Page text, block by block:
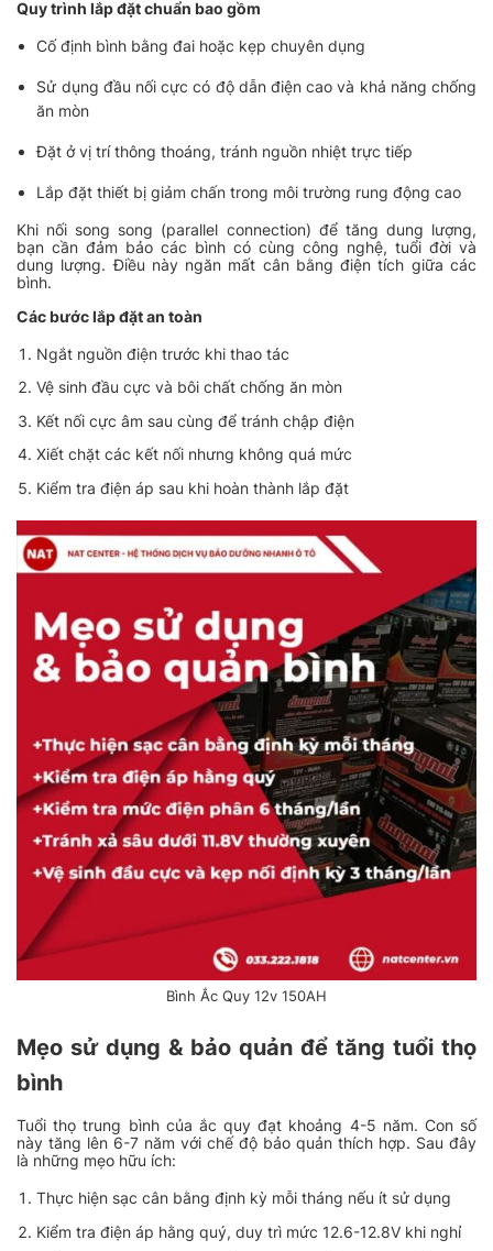
Quy trình lắp đặt chuẩn bao gồm
Cố định bình bằng đai hoặc kẹp chuyên dụng
Sử dụng đầu nối cực có độ dẫn điện cao và khả năng chống
ăn mòn
Đặt ở vị trí thông thoáng, tránh nguồn nhiệt trực tiếp
Lắp đặt thiết bị giảm chấn trong môi trường rung động cao
Khi nối song song (parallel connection) để tăng dung lượng,
bạn cần đảm bảo các bình có cùng công nghệ, tuổi đời và
dung lượng. Điều này ngăn mất cân bằng điện tích giữa các
bình.
Các bước lắp đặt an toàn
Ngắt nguồn điện trước khi thao tác
Vệ sinh đầu cực và bôi chất chống ăn mòn
Kết nối cực âm sau cùng để tránh chập điện
Xiết chặt các kết nối nhưng không quá mức
Kiểm tra điện áp sau khi hoàn thành lắp đặt
Bình Ắc Quy 12v 150AH
Mẹo sử dụng & bảo quản để tăng tuổi thọ
bình
Tuổi thọ trung bình của ắc quy đạt khoảng 4-5 năm. Con số
này tăng lên 6-7 năm với chế độ bảo quản thích hợp. Sau đây
là những mẹo hữu ích:
Thực hiện sạc cân bằng định kỳ mỗi tháng nếu ít sử dụng
Kiểm tra điện áp hằng quý, duy trì mức 12.6-12.8V khi nghỉ